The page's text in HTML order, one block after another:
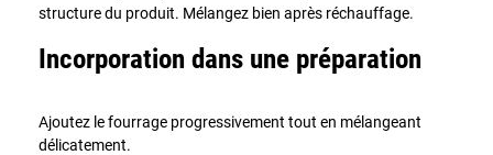
structure du produit. Mélangez bien après réchauffage.
Incorporation dans une préparation
Ajoutez le fourrage progressivement tout en mélangeant
délicatement.